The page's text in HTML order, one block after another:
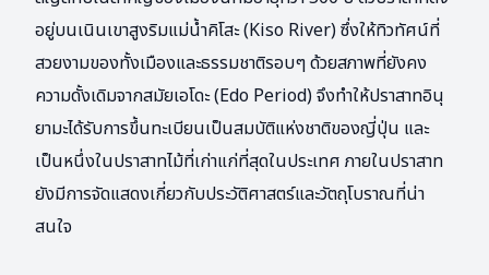
อยู่บนเนินเขาสูงริมแม่น้ำคิโสะ (Kiso River) ซึ่งให้ทิวทัศน์ที่
สวยงามของทั้งเมืองและธรรมชาติรอบๆ ด้วยสภาพที่ยังคง
ความดั้งเดิมจากสมัยเอโดะ (Edo Period) จึงทำให้ปราสาทอินุ
ยามะได้รับการขึ้นทะเบียนเป็นสมบัติแห่งชาติของญี่ปุ่น และ
เป็นหนึ่งในปราสาทไม้ที่เก่าแก่ที่สุดในประเทศ ภายในปราสาท
ยังมีการจัดแสดงเกี่ยวกับประวัติศาสตร์และวัตถุโบราณที่น่า
สนใจ